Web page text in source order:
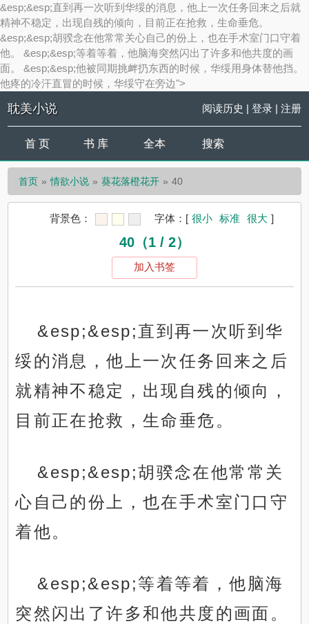
&esp;&esp;直到再一次听到华绥的消息，他上一次任务回来之后就
精神不稳定，出现自残的倾向，目前正在抢救，生命垂危。
&esp;&esp;胡骙念在他常常关心自己的份上，也在手术室门口守着
他。 &esp;&esp;等着等着，他脑海突然闪出了许多和他共度的画
面。 &esp;&esp;他被同期挑衅扔东西的时候，华绥用身体替他挡。
他疼的冷汗直冒的时候，华绥守在旁边">
耽美小说 阅读历史 | 登录| 注册
首 页 书 库 全本 搜索
首页 情欲小说 葵花落橙花开 40
背景色： 字体： [ 很小 标准 很大 ]
40（1 / 2）
加入书签
&esp;&esp;直到再一次听到华
绥的消息，他上一次任务回来之后
就精神不稳定，出现自残的倾向，
目前正在抢救，生命垂危。
&esp;&esp;胡骙念在他常常关
心自己的份上，也在手术室门口守
着他。
&esp;&esp;等着等着，他脑海
突然闪出了许多和他共度的画面。